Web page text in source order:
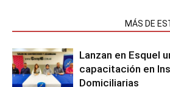
MÁS DE
Lanzan en Esquel
capacitación en
Domiciliarias